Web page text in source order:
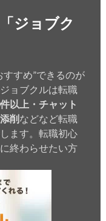
ジョブク
すめ”できるのが
ョブクルは転職
以上・チャット
削 などなど転職
ます。転職初心
終わらせたい方